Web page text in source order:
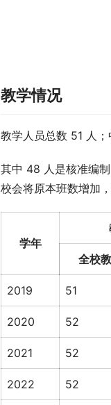
教学情况
教学人员总数 51 人；
其中 48 人是核准编
校会将原本班数增加
学年
全校
2019 51
2020 52
2021 52
2022 52